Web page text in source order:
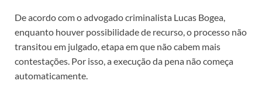
De acordo com o advogado criminalista Lucas Bogea,
enquanto houver possibilidade de recurso, o processo não
transitou em julgado, etapa em que não cabem mais
contestações. Por isso, a execução da pena não começa
automaticamente.